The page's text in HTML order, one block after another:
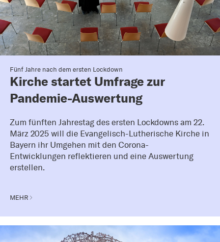
Fünf Jahre nach dem ersten Lockdown
Kirche startet Umfrage zur
Pandemie-Auswertung
Zum fünften Jahrestag des ersten Lockdowns am 22.
März 2025 will die Evangelisch-Lutherische Kirche in
Bayern ihr Umgehen mit den Corona-
Entwicklungen reflektieren und eine Auswertung
erstellen.
MEHR